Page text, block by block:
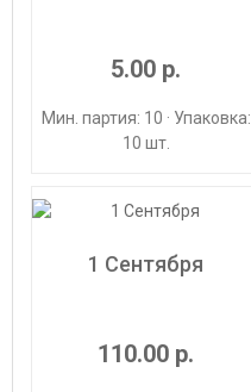
5.00 р.
Мин. партия: 10 · Упаковка:
10 шт.
1 Сентября
110.00 р.